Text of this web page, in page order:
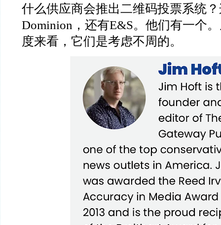
什么供应商会推出二维码投票系统
Dominion ，还有E&S。他们有一个
度来看，它们是考虑不周的。